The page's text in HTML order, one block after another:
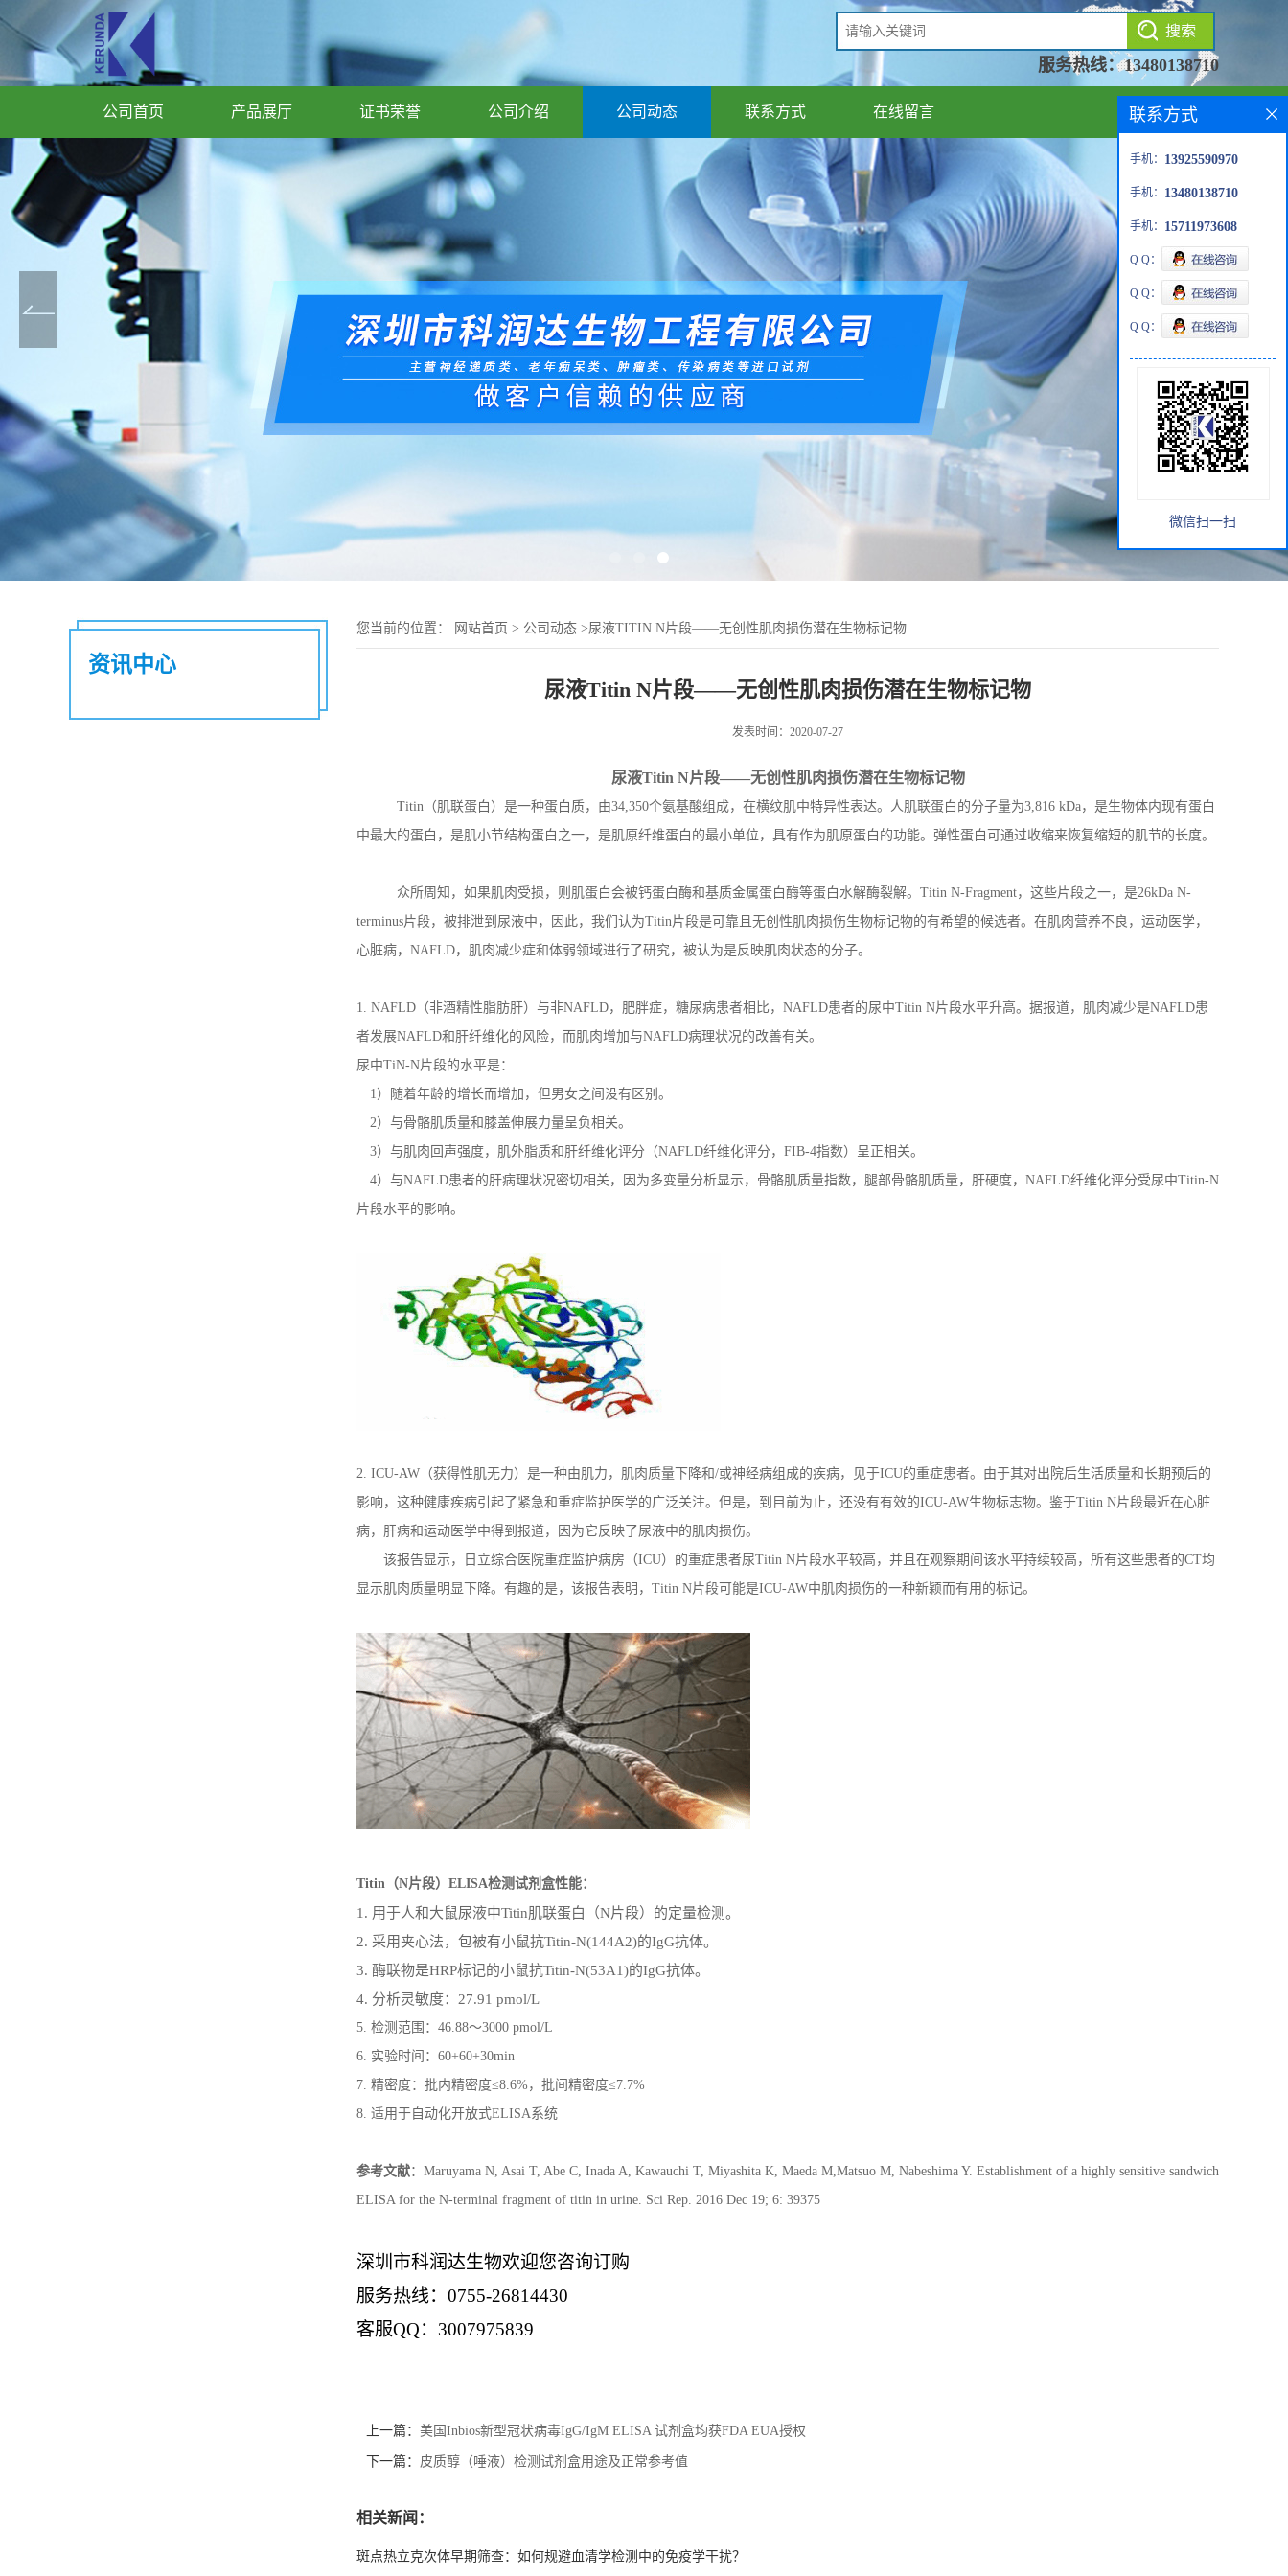
服务热线：13480138710
公司首页 产品展厅 证书荣誉 公司介绍 公司动态 联系方式 在线留言
资讯中心
您当前的位置： 网站首页 > 公司动态 >尿液TITIN N片段——无创性肌肉损伤潜在生物标记物
尿液Titin N片段——无创性肌肉损伤潜在生物标记物
发表时间：2020-07-27
尿液Titin N片段——无创性肌肉损伤潜在生物标记物
Titin （肌联蛋白）是一种蛋白质，由34,350个氨基酸组成，在横纹肌中特异性表达。人肌联蛋白的分子量为3,816 kDa，是生物体内现有蛋白
中最大的蛋白，是肌小节结构蛋白之一，是肌原纤维蛋白的最小单位，具有作为肌原蛋白的功能。弹性蛋白可通过收缩来恢复缩短的肌节的长度。
众所周知，如果肌肉受损，则肌蛋白会被钙蛋白酶和基质金属蛋白酶等蛋白水解酶裂解。 Titin N-Fragment，这些片段之一，是26kDa N-
terminus片段，被排泄到尿液中 ，因此，我们认为Titin片段是可靠且无创性肌肉损伤生物标记物的有希望的候选者。 在肌肉营养不良，运动医学，
心脏病， NAFLD，肌肉减少症和体弱领域进行了研究，被认为是反映肌肉状态的分子。
1. NAFLD （非酒精性脂肪肝）与非NAFLD，肥胖症，糖尿病患者相比， NAFLD患者的尿中Titin N片段水平升高。据报道，肌肉减少是NAFLD患
者发展NAFLD和肝纤维化的风险，而肌肉增加与NAFLD病理状况的改善有关。
尿中TiN-N片段的水平是：
1）随着年龄的增长而增加，但男女之间没有区别 。
2）与骨骼肌质量和膝盖伸展力量呈负相关。
3）与肌肉回声强度，肌外脂质和肝纤维化评分（NAFLD纤维化评分， FIB-4指数）呈正相关。
4）与NAFLD患者的肝病理状况密切相关，因为多变量分析显示，骨骼肌质量指数，腿部骨骼肌质量，肝硬度， NAFLD纤维化评分受尿中Titin-N
片段水平的影响。
2. ICU-AW （获得性肌无力）是一种由肌力，肌肉质量下降和/或神经病组成的疾病，见于ICU的重症患者。由于其对出院后生活质量和长期预后的
影响，这种健康疾病引起了紧急和重症监护医学的广泛关注。但是，到目前为止，还没有有效的ICU-AW生物标志物。鉴于Titin N片段最近在心脏
病，肝病和运动医学中得到报道，因为它反映了尿液中的肌肉损伤。
该报告显示，日立综合医院重症监护病房（ICU）的重症患者尿Titin N片段水平较高，并且在观察期间该水平持续较高，所有这些患者的CT均
显示肌肉质量明显下降。有趣的是，该报告表明， Titin N片段可能是ICU-AW中肌肉损伤的一种新颖而有用的标记。
Titin（N片段）ELISA检测试剂盒性能：
1. 用于人和大鼠尿液中Titin肌联蛋白 （N片段） 的定量检测。
2. 采用夹心法，包被有小鼠抗Titin-N(144A2)的IgG抗体。
3. 酶联物是HRP标记的小鼠抗Titin-N(53A1)的IgG抗体。
4. 分析灵敏度： 27.91 pmol/L
5. 检测范围： 46.88～3000 pmol/L
6. 实验时间： 60+60+30min
7. 精密度：批内精密度≤8.6%，批间精密度≤7.7%
8. 适用于自动化开放式ELISA系统
参考文献： Maruyama N, Asai T, Abe C, Inada A, Kawauchi T, Miyashita K, Maeda M,Matsuo M, Nabeshima Y. Establishment of a highly sensitive sandwich
ELISA for the N-terminal fragment of titin in urine. Sci Rep. 2016 Dec 19; 6: 39375
深圳市科润达生物欢迎您咨询订购
服务热线： 0755-26814430
客服QQ：3007975839
上一篇： 美国Inbios新型冠状病毒IgG/IgM ELISA 试剂盒均获FDA EUA授权
下一篇： 皮质醇（唾液）检测试剂盒用途及正常参考值
相关新闻：
斑点热立克次体早期筛查：如何规避血清学检测中的免疫学干扰？
联系方式
手机： 13925590970
手机： 13480138710
手机： 15711973608
Q Q：
Q Q：
Q Q：
微信扫一扫